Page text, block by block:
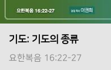
기도: 기도의 종류
요한복음 16:22-27